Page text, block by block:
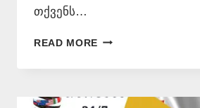
თქვენს…
READ MORE ᲔᲡᲞᲐᲜᲣᲠᲘ
ᲗᲐᲠᲒᲛᲜᲐ
📞